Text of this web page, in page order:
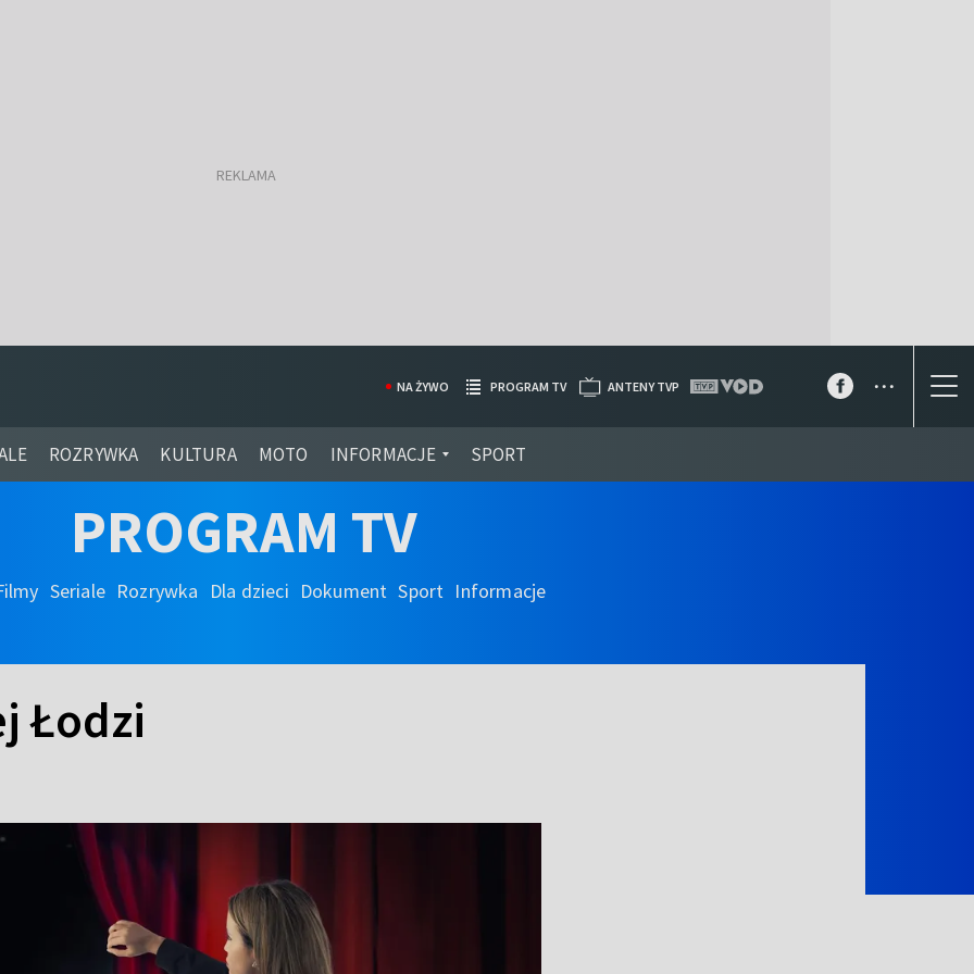
ROZRYWKA KULTURA MOTO INFORMACJE SPORT
NA ŻYWO PROGRAM TV ANTENY TVP ...
PROGRAM TV
Seriale Rozrywka Dla dzieci Dokument Sport Informacje
Łodzi